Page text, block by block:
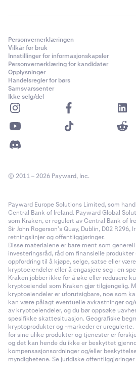
Personvernerklæringen
Vilkår for bruk
Innstillinger for informasjonskapsler
Personvernerklæring for kandidater
Opplysninger
Handelsregler for børs
Samsvarssenter
Ikke selg/del
© 2011 – 2026 Payward, Inc.
Payward Europe Solutions Limited, som
Central Bank of Ireland. Payward Global
som Kraken, er regulert av Central Bank of
Sir John Rogerson’s Quay, Dublin, D02 R296,
retningslinjer og offentliggjøringer.
Disse materialene er bare ment som
investeringsråd, råd om finansielle
oppfordring til å kjøpe, selge, satse eller
kryptoeiendeler eller å engasjere seg i en
Kraken jobber ikke for å øke eller redusere
kryptoeiendel som Kraken gjør tilgjengelig.
kryptoeiendeler er uforutsigbare, noe som
kan være pålagt eventuelle avkastninger
av kryptoeiendeler, og du bør oppsøke
spesifikke skattesituasjon. Geografiske
kryptoprodukter og -markeder er
for sine ulike produkter og tjenester er
og det kan hende du ikke er beskyttet
kompensasjonsordninger og/eller
myndighetene. Se juridiske offentliggjøringer